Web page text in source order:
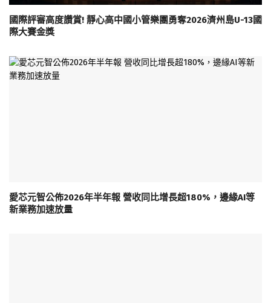
國際評審高度讚賞! 靜心高中國小管樂團勇奪2026濟州島U-13國
際大賽金獎
愛芯元智公佈2026年半年報 營收同比增長超180%，邊緣AI等
新業務加速放量